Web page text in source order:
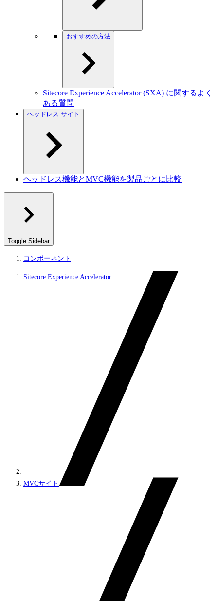
おすすめの方法
Sitecore Experience Accelerator (SXA) に関するよく
ある質問
ヘッドレス サイト
ヘッドレス機能とMVC機能を製品ごとに比較
Toggle Sidebar
コンポーネント
Sitecore Experience Accelerator
MVCサイト